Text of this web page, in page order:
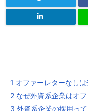
1 オファーレターなし
2 なぜ外資系企業はオ
3 外資系企業の採用っ